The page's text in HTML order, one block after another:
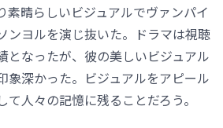
素晴らしいビジュアルでヴァンパイ
ンヨルを演じ抜いた。ドラマは視聴
となったが、彼の美しいビジュアル
象深かった。ビジュアルをアピール
て人々の記憶に残ることだろう。